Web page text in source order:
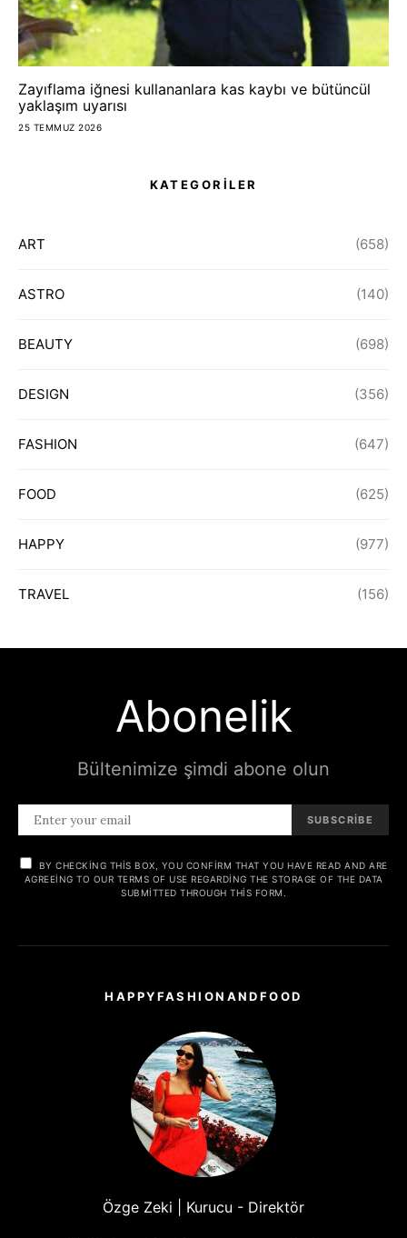
Zayıflama iğnesi kullananlara kas kaybı ve bütüncül
yaklaşım uyarısı
25 TEMMUZ 2026
KATEGORİLER
ART (658)
ASTRO (140)
BEAUTY (698)
DESIGN (356)
FASHION (647)
FOOD (625)
HAPPY (977)
TRAVEL (156)
Abonelik
Bültenimize şimdi abone olun
SUBSCRIBE
BY CHECKING THIS BOX, YOU CONFIRM THAT YOU HAVE READ AND ARE
AGREEING TO OUR TERMS OF USE REGARDING THE STORAGE OF THE DATA
SUBMITTED THROUGH THIS FORM.
HAPPYFASHIONANDFOOD
Özge Zeki | Kurucu - Direktör